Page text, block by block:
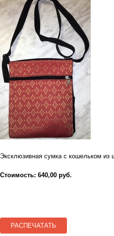
Эксклюзивная сумка с кошельком из
Стоимость: 640,00 руб.
РАСПЕЧАТАТЬ